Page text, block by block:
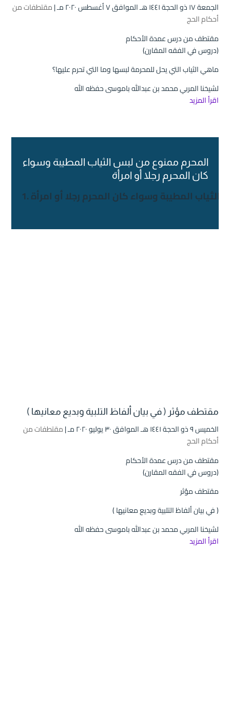
الجمعة ۱۷ ذو الحجة ۱٤٤۱ هـ الموافق ۷ أغسطس ۲۰۲۰ مـ |
مقتطفات من
أحكام الحج
مقتطف من درس عمدة الأحكام
(دروس في الفقه المقارن)
ماهي الثياب التي يحل للمحرمة لبسها وما التي تحرم عليها؟
لشيخنا المربي محمد بن عبدالله باموسى حفظه الله
اقرأ المزيد
المحرم ممنوع من لبس الثياب المطيبة وسواء
كان المحرم رجلا أو امرأة
الثياب المطيبة وسواء كان المحرم رجلا أو امرأة
مقتطف مؤثر ( في بيان ألفاظ التلبية وبديع معانيها )
الخميس ۹ ذو الحجة ۱٤٤۱ هـ الموافق ۳۰ يوليو ۲۰۲۰ مـ |
مقتطفات من
أحكام الحج
مقتطف من درس عمدة الأحكام
(دروس في الفقه المقارن)
مقتطف مؤثر
( في بيان ألفاظ التلبية وبديع معانيها )
لشيخنا المربي محمد بن عبدالله باموسى حفظه الله
اقرأ المزيد